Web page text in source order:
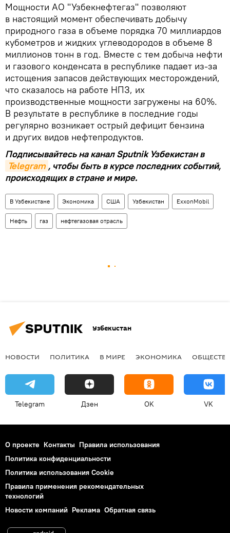
Мощности АО "Узбекнефтегаз" позволяют
в настоящий момент обеспечивать добычу
природного газа в объеме порядка 70 миллиардов
кубометров и жидких углеводородов в объеме 8
миллионов тонн в год. Вместе с тем добыча нефти
и газового конденсата в республике падает из-за
истощения запасов действующих месторождений,
что сказалось на работе НПЗ, их
производственные мощности загружены на 60%.
В результате в республике в последние годы
регулярно возникает острый дефицит бензина
и других видов нефтепродуктов.
Подписывайтесь на канал Sputnik Узбекистан в
Telegram , чтобы быть в курсе последних событий,
происходящих в стране и мире.
В Узбекистане Экономика США Узбекистан ExxonMobil
Нефть газ нефтегазовая отрасль
Узбекистан
НОВОСТИ ПОЛИТИКА В МИРЕ ЭКОНОМИКА
Telegram Дзен OK VK
О проекте Контакты Правила использования
Политика конфиденциальности
Политика использования Cookie
Правила применения рекомендательных
технологий
Новости компаний Реклама Обратная связь